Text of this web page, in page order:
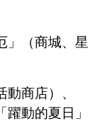
」（商城、星
商店）、
躍動的夏日」